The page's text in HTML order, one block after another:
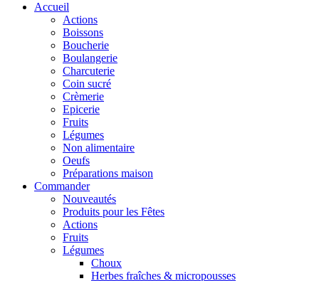
Accueil
Actions
Boissons
Boucherie
Boulangerie
Charcuterie
Coin sucré
Crèmerie
Epicerie
Fruits
Légumes
Non alimentaire
Oeufs
Préparations maison
Commander
Nouveautés
Produits pour les Fêtes
Actions
Fruits
Légumes
Choux
Herbes fraîches & micropousses